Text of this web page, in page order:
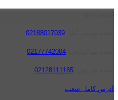
02188017039
02177742004
02128111165
آدرس کامل شعب